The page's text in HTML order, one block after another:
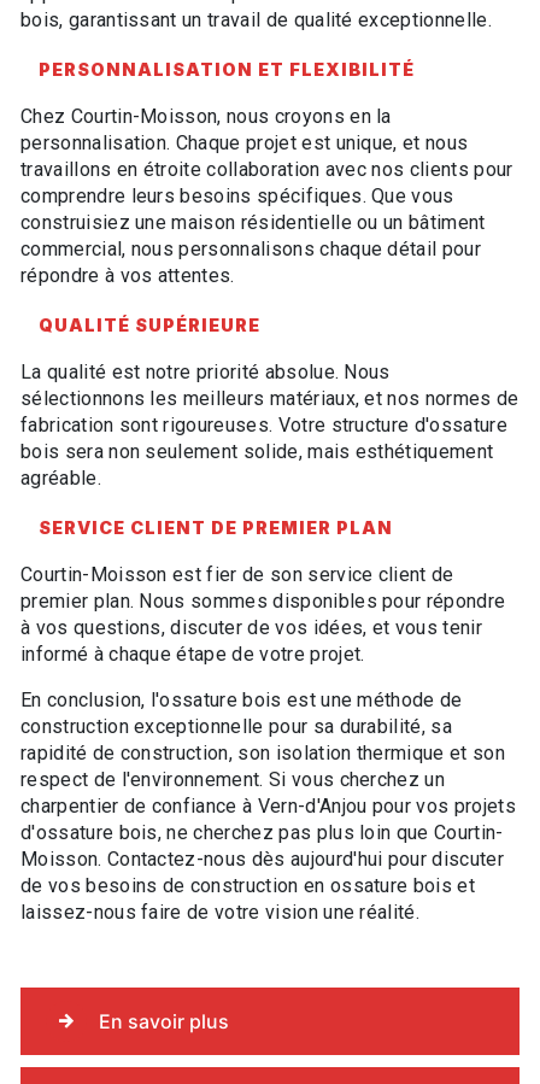
bois, garantissant un travail de qualité exceptionnelle.
PERSONNALISATION ET FLEXIBILITÉ
Chez Courtin-Moisson, nous croyons en la
personnalisation. Chaque projet est unique, et nous
travaillons en étroite collaboration avec nos clients pour
comprendre leurs besoins spécifiques. Que vous
construisiez une maison résidentielle ou un bâtiment
commercial, nous personnalisons chaque détail pour
répondre à vos attentes.
QUALITÉ SUPÉRIEURE
La qualité est notre priorité absolue. Nous
sélectionnons les meilleurs matériaux, et nos normes de
fabrication sont rigoureuses. Votre structure d'ossature
bois sera non seulement solide, mais esthétiquement
agréable.
SERVICE CLIENT DE PREMIER PLAN
Courtin-Moisson est fier de son service client de
premier plan. Nous sommes disponibles pour répondre
à vos questions, discuter de vos idées, et vous tenir
informé à chaque étape de votre projet.
En conclusion, l'ossature bois est une méthode de
construction exceptionnelle pour sa durabilité, sa
rapidité de construction, son isolation thermique et son
respect de l'environnement. Si vous cherchez un
charpentier de confiance à Vern-d'Anjou pour vos projets
d'ossature bois, ne cherchez pas plus loin que Courtin-
Moisson. Contactez-nous dès aujourd'hui pour discuter
de vos besoins de construction en ossature bois et
laissez-nous faire de votre vision une réalité.
En savoir plus